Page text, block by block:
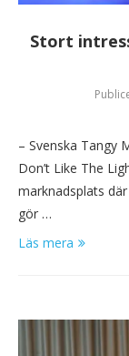
Stort
– Svenska Tangy
Don’t Like The
marknadsplats
gör …
Läs mera